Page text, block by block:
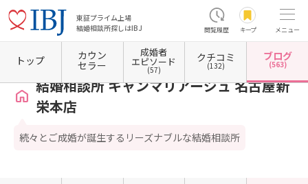
東証プライム上場
結婚相談所探しはIBJ
閲覧履歴 キープ メニュー
ホーム 愛知県の結婚相談所 愛知県名古屋市 愛知県名古屋市東区 結婚相談所 キャン
結婚相談所 キャンマリアージュ 名古屋新
栄本店
続々とご成婚が誕生するリーズナブルな結婚相談所
トップ カウン
セラー
成婚者
エピソード
(57)
クチコミ
(132)
ブログ
(563)